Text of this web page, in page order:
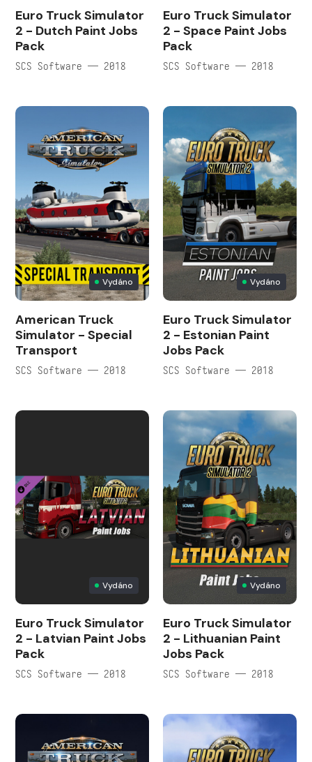
Euro Truck Simulator
2 - Dutch Paint Jobs
Pack
SCS Software — 2018
Euro Truck Simulator
2 - Space Paint Jobs
Pack
SCS Software — 2018
Vydáno
American Truck
Simulator - Special
Transport
SCS Software — 2018
Vydáno
Euro Truck Simulator
2 - Estonian Paint
Jobs Pack
SCS Software — 2018
Vydáno
Euro Truck Simulator
2 - Latvian Paint Jobs
Pack
SCS Software — 2018
Vydáno
Euro Truck Simulator
2 - Lithuanian Paint
Jobs Pack
SCS Software — 2018